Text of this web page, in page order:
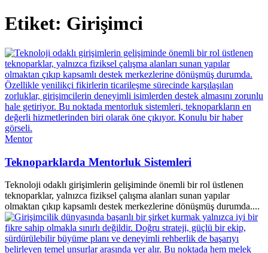
Etiket: Girişimci
Mentor
Teknoparklarda Mentorluk Sistemleri
Teknoloji odaklı girişimlerin gelişiminde önemli bir rol üstlenen
teknoparklar, yalnızca fiziksel çalışma alanları sunan yapılar
olmaktan çıkıp kapsamlı destek merkezlerine dönüşmüş durumda....